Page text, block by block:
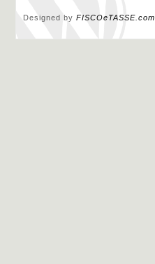
Designed by FISCOeTASSE.com